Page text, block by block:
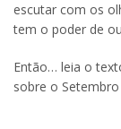
escutar com os
tem o poder de
Então… leia o
sobre o